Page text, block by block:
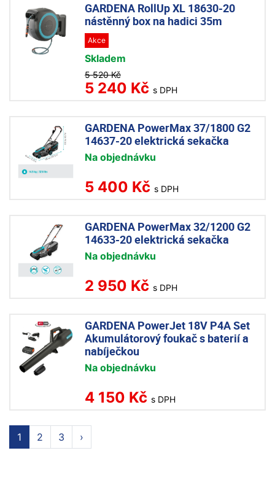
GARDENA RollUp XL 18630-20
nástěnný box na hadici 35m
Akce
Skladem
5 520 Kč
5 240 Kč s DPH
GARDENA PowerMax 37/1800 G2
14637-20 elektrická sekačka
Na objednávku
5 400 Kč s DPH
GARDENA PowerMax 32/1200 G2
14633-20 elektrická sekačka
Na objednávku
2 950 Kč s DPH
GARDENA PowerJet 18V P4A Set
Akumulátorový foukač s baterií a
nabíječkou
Na objednávku
4 150 Kč s DPH
1 2 3 ›